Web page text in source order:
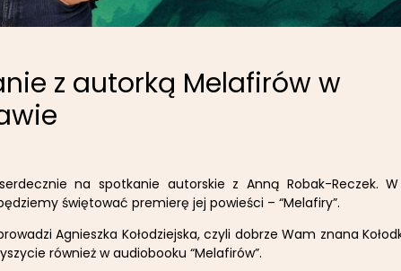
z autorką Melafirów w
na spotkanie autorskie z Anną Robak-Reczek. W
świętować premierę jej powieści – “Melafiry”.
Agnieszka Kołodziejska, czyli dobrze Wam znana
również w audiobooku “Melafirów”.